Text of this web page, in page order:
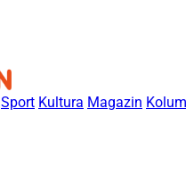
Sport Kultura Magazin